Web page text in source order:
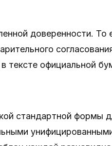
доверенности. То
тексте официальной
стандартной формы